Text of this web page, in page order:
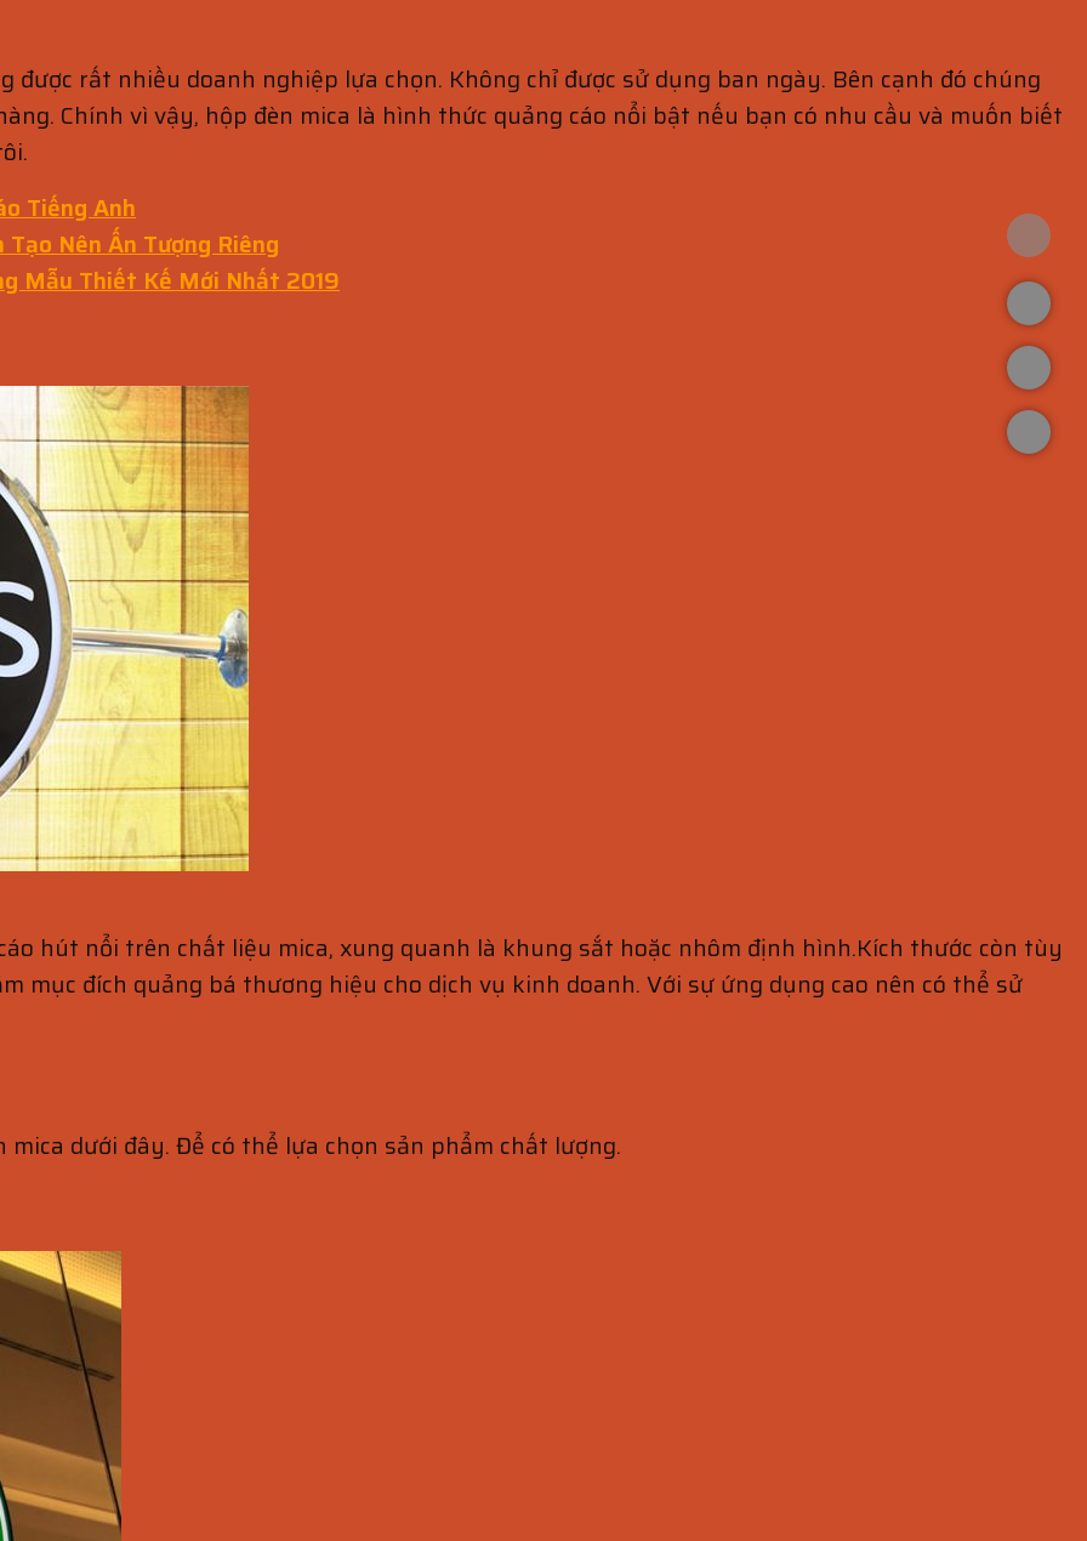
được rất nhiều doanh nghiệp lựa chọn. Không chỉ được sử dụng ban ngày. Bên cạnh đó chúng
Chính vì vậy, hộp đèn mica là hình thức quảng cáo nổi bật nếu bạn có nhu cầu và muốn biết
Tiếng Anh
Tạo Nên Ấn Tượng Riêng
Mẫu Thiết Kế Mới Nhất 2019
hút nổi trên chất liệu mica, xung quanh là khung sắt hoặc nhôm định hình.Kích thước còn tùy
mục đích quảng bá thương hiệu cho dịch vụ kinh doanh. Với sự ứng dụng cao nên có thể sử
dưới đây. Để có thể lựa chọn sản phẩm chất lượng.